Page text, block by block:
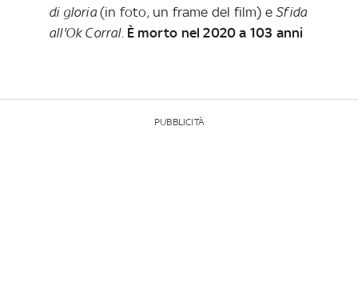
di gloria(in foto, un frame del film) eSfida
all'Ok Corral. È morto nel 2020 a 103 anni
PUBBLICITÀ